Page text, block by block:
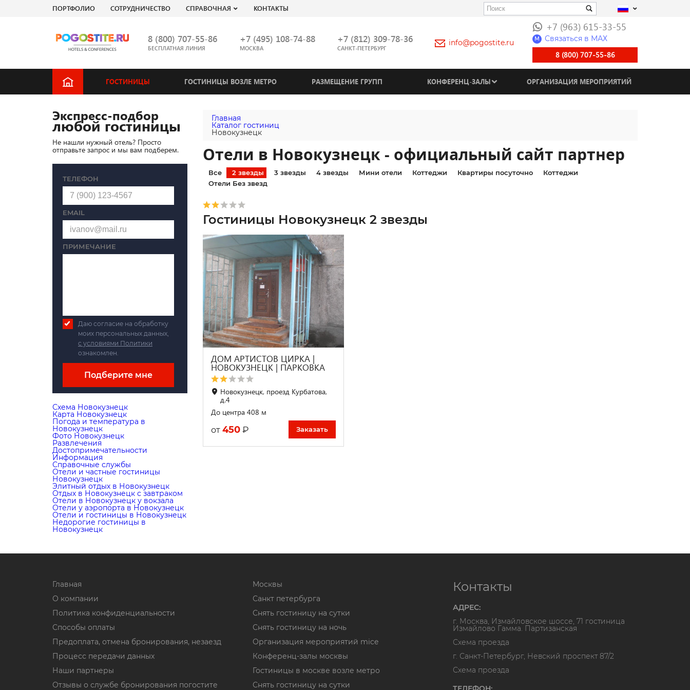
ПОРТФОЛИО СОТРУДНИЧЕСТВО СПРАВОЧНАЯ КОНТАКТЫ
8 (800) 707-55-86
БЕСПЛАТНАЯ ЛИНИЯ
+7 (495) 108-74-88
МОСКВА
+7 (812) 309-78-36
САНКТ-ПЕТЕРБУРГ
info@pogostite.ru
+7 (963) 615-33-55
M Связаться в МАХ
8 (800) 707-55-86
ГОСТИНИЦЫ ГОСТИНИЦЫ ВОЗЛЕ МЕТРО РАЗМЕЩЕНИЕ ГРУПП КОНФЕРЕНЦ-ЗАЛЫ ОРГАНИЗАЦИЯ МЕРОПРИЯТИЙ
Главная
Каталог гостиниц
Новокузнецк
Отели в Новокузнецк - официальный сайт партнер
Все 2 звезды 3 звезды 4 звезды Мини отели Коттеджи Квартиры посуточно
Коттеджи
Отели Без звезд
Гостиницы Новокузнецк 2 звезды
ДОМ АРТИСТОВ ЦИРКА |
НОВОКУЗНЕЦК | ПАРКОВКА
Новокузнецк, проезд Курбатова,
д.4
До центра 408 м
от 450 ₽ Заказать
Экспресс-подбор
любой гостиницы
Не нашли нужный отель? Просто
отправьте запрос и мы вам подберем.
ТЕЛЕФОН
EMAIL
ПРИМЕЧАНИЕ
Даю согласие на обработку
моих персональных данных,
с условиями Политики
ознакомлен.
Подберите мне
Схема Новокузнецк
Карта Новокузнецк
Погода и температура в
Новокузнецк
Фото Новокузнецк
Развлечения
Достопримечательности
Информация
Справочные службы
Отели и частные гостиницы
Новокузнецк
Элитный отдых в Новокузнецк
Отдых в Новокузнецк с завтраком
Отели в Новокузнецк у вокзала
Отели у аэропорта в Новокузнецк
Отели и гостиницы в Новокузнецк
Недорогие гостиницы в
Новокузнецк
Главная
О компании
Политика конфиденциальности
Способы оплаты
Предоплата, отмена бронирования, незаезд
Процесс передачи данных
Наши партнеры
Отзывы о службе бронирования погостите
Москвы
Санкт петербурга
Снять гостиницу на сутки
Снять гостиницу на ночь
Организация мероприятий mice
Конференц-залы москвы
Гостиницы в москве возле метро
Снять гостиницу на сутки
Контакты
АДРЕС:
г. Москва, Измайловское шоссе, 71 гостиница
Измайлово Гамма. Партизанская
Схема проезда
г. Санкт-Петербург, Невский проспект 87/2
Схема проезда